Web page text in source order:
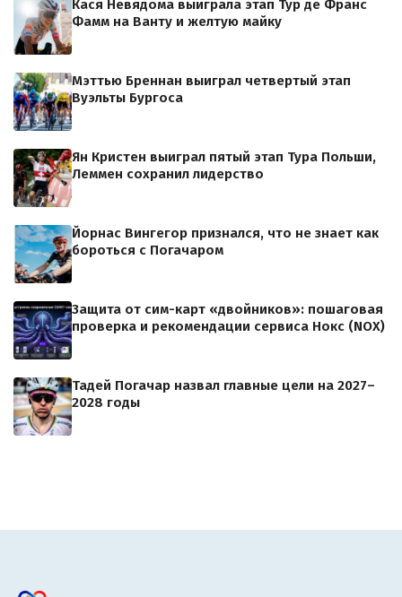
Кася Невядома выиграла этап Тур де Франс
Фамм на Ванту и желтую майку
Мэттью Бреннан выиграл четвертый этап
Вуэльты Бургоса
Ян Кристен выиграл пятый этап Тура Польши,
Леммен сохранил лидерство
Йорнас Вингегор признался, что не знает как
бороться с Погачаром
Защита от сим-карт «двойников»: пошаговая
проверка и рекомендации сервиса Нокс (NOX)
Тадей Погачар назвал главные цели на 2027–
2028 годы